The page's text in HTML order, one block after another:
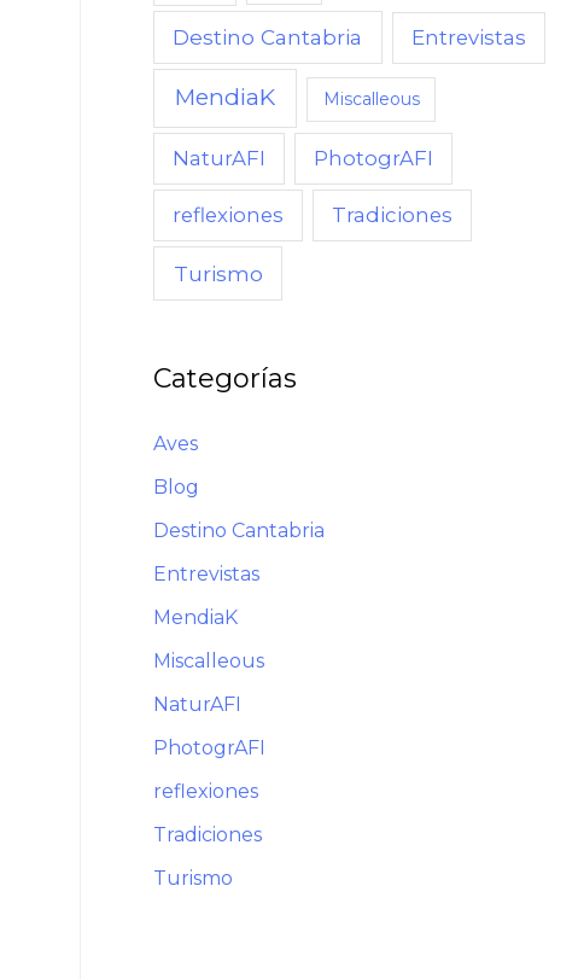
N
,
M
Destino Cantabria Entrevistas
MendiaK Miscalleous
NaturAFI PhotogrAFI
reflexiones Tradiciones
Turismo
Categorías
Aves
Blog
Destino Cantabria
Entrevistas
MendiaK
Miscalleous
NaturAFI
PhotogrAFI
reflexiones
Tradiciones
Turismo